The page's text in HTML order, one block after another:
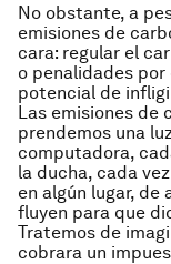
No obstante, a
emisiones de
cara: regular el
o penalidades
potencial de
Las emisiones de
prendemos una
computadora,
la ducha, cada
en algún lugar, de
fluyen para que
Tratemos de
cobrara un